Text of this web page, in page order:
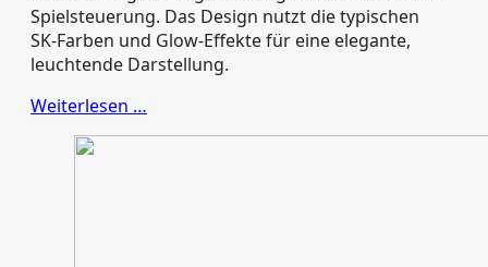
Spielsteuerung. Das Design nutzt die typischen
SK‑Farben und Glow‑Effekte für eine elegante,
leuchtende Darstellung.
Weiterlesen …